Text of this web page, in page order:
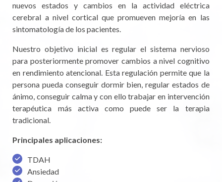
nuevos estados y cambios en la actividad eléctrica
cerebral a nivel cortical que promueven mejoría en las
sintomatología de los pacientes.
Nuestro objetivo inicial es regular el sistema nervioso
para posteriormente promover cambios a nivel cognitivo
en rendimiento atencional. Esta regulación permite que la
persona pueda conseguir dormir bien, regular estados de
ánimo, conseguir calma y con ello trabajar en intervención
terapéutica más activa como puede ser la terapia
tradicional.
Principales aplicaciones:
TDAH
Ansiedad